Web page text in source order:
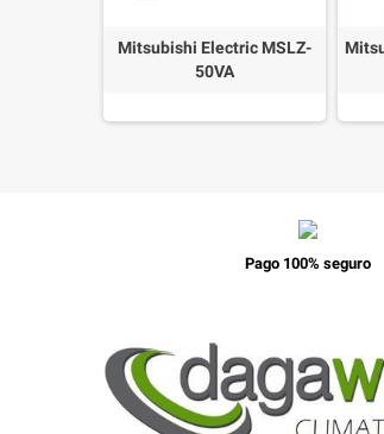
Mitsubishi Electric MSLZ-
50VA
Pago 100% seguro